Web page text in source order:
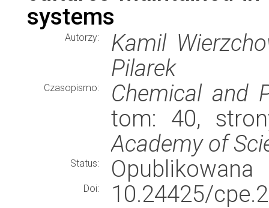
systems
Autorzy:
Kamil
Pilarek
Czasopismo:
Chemical and
tom: 40,
Academy of
Status: Opublikowana
Doi:
10.24425/